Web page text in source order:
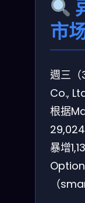
市
週三（
Co.,
根据
暴增
（